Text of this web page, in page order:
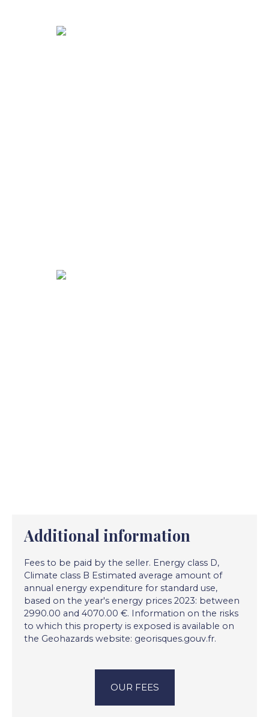
Additional information
Fees to be paid by the seller. Energy class D,
Climate class B Estimated average amount of
annual energy expenditure for standard use,
based on the year's energy prices 2023: between
2990.00 and 4070.00 €. Information on the risks
to which this property is exposed is available on
the Geohazards website: georisques.gouv.fr.
OUR FEES